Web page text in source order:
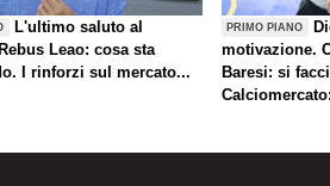
L'ultimo saluto al
Leao: cosa sta
I rinforzi sul mercato...
PRIMO PIANO
motivazione.
Baresi: si